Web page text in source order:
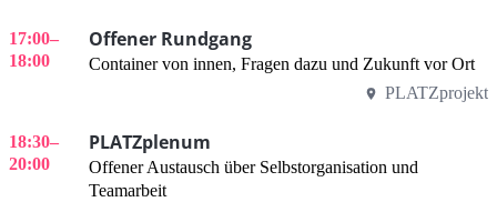
17:00–
18:00
Offener Rundgang
Container von innen, Fragen dazu und Zukunft vor Ort
PLATZprojekt
18:30–
20:00
PLATZplenum
Offener Austausch über Selbstorganisation und
Teamarbeit